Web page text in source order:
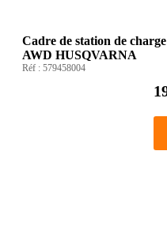
Cadre de station de
AWD HUSQVARNA
Réf : 579458004